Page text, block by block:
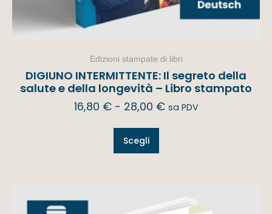
Edizioni stampate di libri
DIGIUNO INTERMITTENTE: Il segreto della
salute e della longevità – Libro stampato
16,80 € - 28,00 € sa PDV
Scegli